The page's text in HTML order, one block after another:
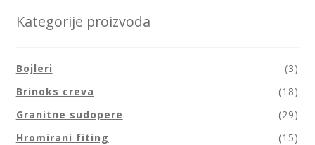
Kategorije proizvoda
Bojleri
(3)
Brinoks creva
(18)
Granitne sudopere
(29)
Hromirani fiting
(15)